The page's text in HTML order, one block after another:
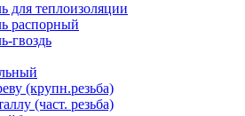
для теплоизоляции
распорный
гвоздь
(крупн.резьба)
(част. резьба)